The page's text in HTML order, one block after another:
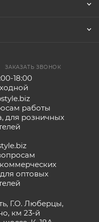
ЗАКАЗАТЬ ЗВОНОК
18:00
работы
для розничных
оптовых
Г.О. Люберцы,
км 23-й